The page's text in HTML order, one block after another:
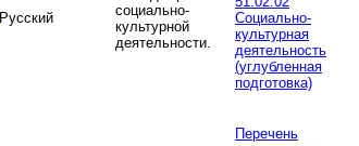
Русский
социально-
культурной
деятельности.
Социально-
культурная
деятельность
(углубленная
подготовка)
Перечень